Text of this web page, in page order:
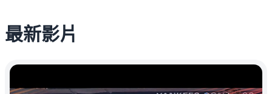
最新影片